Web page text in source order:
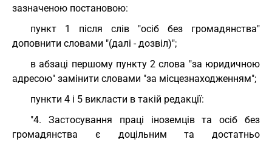
зазначеною постановою:
пункт 1 після слів "осіб без громадянства"
доповнити словами "(далі - дозвіл)";
в абзаці першому пункту 2 слова "за юридичною
адресою" замінити словами "за місцезнаходженням";
пункти 4 і 5 викласти в такій редакції:
"4. Застосування праці іноземців та осіб без
громадянства є доцільним та достатньо